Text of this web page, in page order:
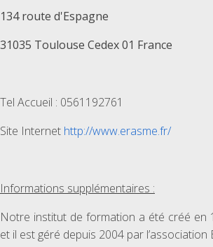
134 route d'Espagne
31035 Toulouse Cedex 01 France
Tel Accueil : 0561192761
Site Internet http://www.erasme.fr/
Informations supplémentaires :
Notre institut de formation a été créé en
et il est géré depuis 2004 par l’association